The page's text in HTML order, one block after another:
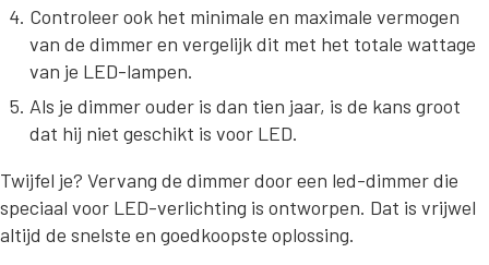
Controleer ook het minimale en maximale vermogen
van de dimmer en vergelijk dit met het totale wattage
van je LED-lampen.
Als je dimmer ouder is dan tien jaar, is de kans groot
dat hij niet geschikt is voor LED.
Twijfel je? Vervang de dimmer door een led-dimmer die
speciaal voor LED-verlichting is ontworpen. Dat is vrijwel
altijd de snelste en goedkoopste oplossing.